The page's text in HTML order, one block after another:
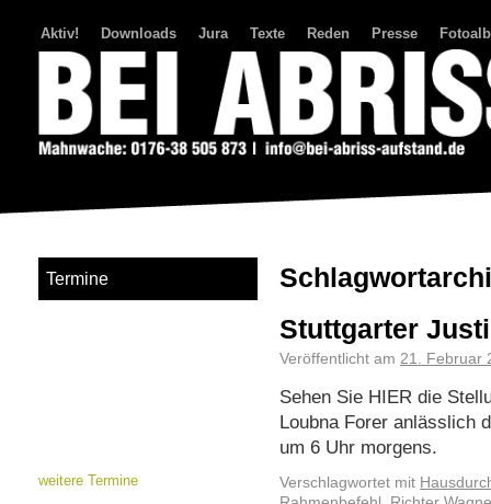
Aktiv! Downloads Jura Texte Reden Presse
Stuttgarter
Veröffentlicht am 21. Februar
Sehen Sie HIER die
Loubna Forer anlässlich
um 6 Uhr morgens.
Verschlagwortet mit
Termine
weitere Termine